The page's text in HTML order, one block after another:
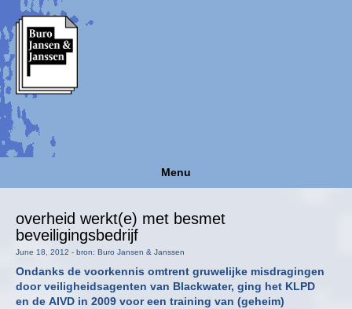
Menu
overheid werkt(e) met besmet
beveiligingsbedrijf
June 18, 2012 - bron: Buro Jansen & Janssen
Ondanks de voorkennis omtrent gruwelijke misdragingen
door veiligheidsagenten van Blackwater, ging het KLPD
en de AIVD in 2009 voor een training van (geheim)